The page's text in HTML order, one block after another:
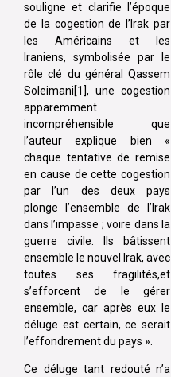
souligne et clarifie l’époque
de la cogestion de l’Irak par
les Américains et les
Iraniens, symbolisée par le
rôle clé du général Qassem
Soleimani[1], une cogestion
apparemment
incompréhensible que
l’auteur explique bien «
chaque tentative de remise
en cause de cette cogestion
par l’un des deux pays
plonge l’ensemble de l’Irak
dans l’impasse ; voire dans la
guerre civile. Ils bâtissent
ensemble le nouvel Irak, avec
toutes ses fragilités,et
s’efforcent de le gérer
ensemble, car après eux le
déluge est certain, ce serait
l’effondrement du pays ».
Ce déluge tant redouté n’a